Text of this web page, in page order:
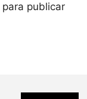
para publicar